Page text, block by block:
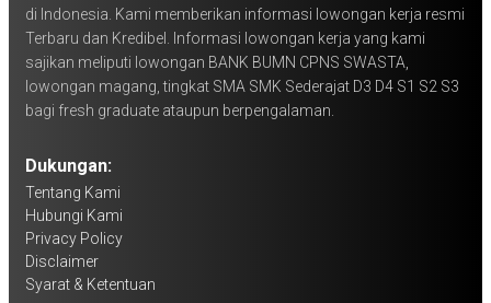
di Indonesia. Kami memberikan informasi lowongan kerja resmi
Terbaru dan Kredibel. Informasi lowongan kerja yang kami
sajikan meliputi lowongan BANK BUMN CPNS SWASTA,
lowongan magang, tingkat SMA SMK Sederajat D3 D4 S1 S2 S3
bagi fresh graduate ataupun berpengalaman.
Dukungan:
Tentang Kami
Hubungi Kami
Privacy Policy
Disclaimer
Syarat & Ketentuan